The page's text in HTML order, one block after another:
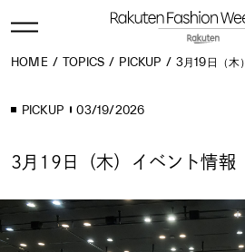
HOME TOPICS PICKUP 3月19日（木
PICKUP 03/19/2026
3月19日（木）イベント情報